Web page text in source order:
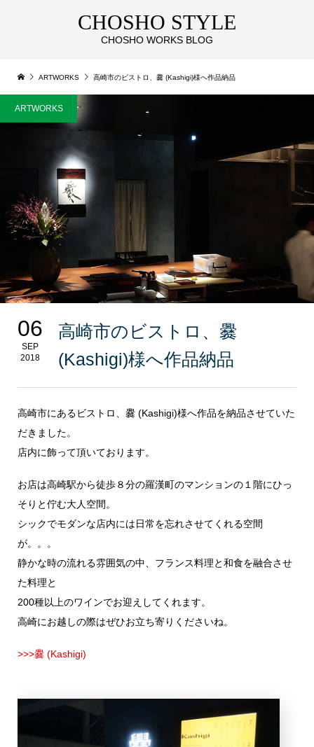
CHOSHO STYLE
CHOSHO WORKS BLOG
ARTWORKS 高崎市のビストロ、爨 (Kashigi)様へ作品納品
ARTWORKS
06
SEP
2018
高崎市のビストロ、爨
(Kashigi)様へ作品納品
高崎市にあるビストロ、爨 (Kashigi)様へ作品を納品させていた
だきました。
店内に飾って頂いております。
お店は高崎駅から徒歩８分の羅漢町のマンションの１階にひっ
そりと佇む大人空間。
シックでモダンな店内には日常を忘れさせてくれる空間
が。。。
静かな時の流れる雰囲気の中、フランス料理と和食を融合させ
た料理と
200種以上のワインでお迎えしてくれます。
高崎にお越しの際はぜひお立ち寄りくださいね。
>>>爨 (Kashigi)